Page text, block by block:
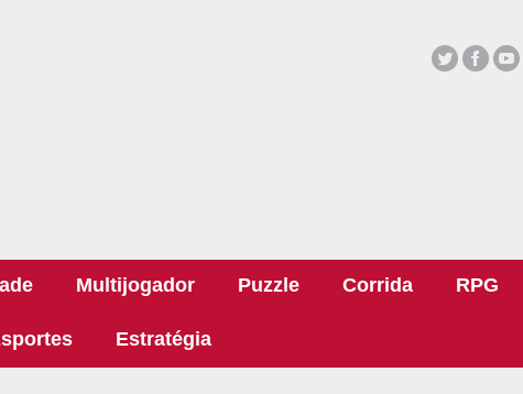
Multijogador Puzzle Corrida RPG
Estratégia